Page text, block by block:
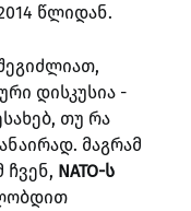
წლიდან.
დისკუსია -
თუ რა
მაგრამ
ჩვენ, NATO-ს